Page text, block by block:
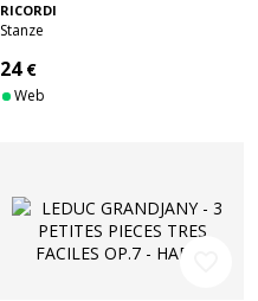
RICORDI
Stanze
24€
Web